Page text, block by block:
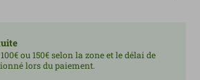
ou 150€ selon la zone et le délai de
lors du paiement.
à tartiner, à ajouter sur des
des desserts ou tout simplement